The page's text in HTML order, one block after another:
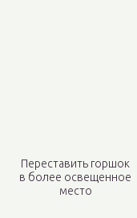
Переставить горшок
в более освещенное
место